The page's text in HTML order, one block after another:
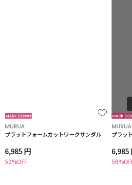
MURUA
プラットフォームカットワークサンダル
6,985 円
50%OFF
MURUA
プラッ
6,985